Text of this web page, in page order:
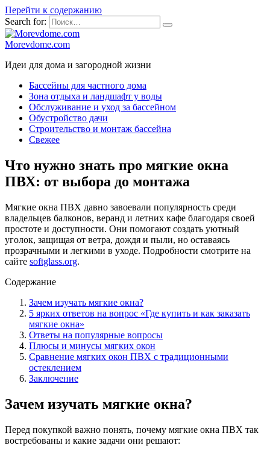
Перейти к содержанию
Search for:
Morevdome.com
Идеи для дома и загородной жизни
Бассейны для частного дома
Зона отдыха и ландшафт у воды
Обслуживание и уход за бассейном
Обустройство дачи
Строительство и монтаж бассейна
Свежее
Что нужно знать про мягкие окна
ПВХ: от выбора до монтажа
Мягкие окна ПВХ давно завоевали популярность среди
владельцев балконов, веранд и летних кафе благодаря своей
простоте и доступности. Они помогают создать уютный
уголок, защищая от ветра, дождя и пыли, но оставаясь
прозрачными и легкими в уходе. Подробности смотрите на
сайте softglass.org.
Содержание
Зачем изучать мягкие окна?
5 ярких ответов на вопрос «Где купить и как заказать
мягкие окна»
Ответы на популярные вопросы
Плюсы и минусы мягких окон
Сравнение мягких окон ПВХ с традиционными
остеклением
Заключение
Зачем изучать мягкие окна?
Перед покупкой важно понять, почему мягкие окна ПВХ так
востребованы и какие задачи они решают: